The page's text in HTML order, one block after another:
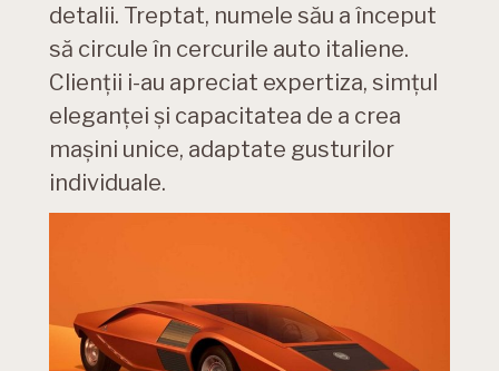
detalii. Treptat, numele său a început
să circule în cercurile auto italiene.
Clienții i-au apreciat expertiza, simțul
eleganței și capacitatea de a crea
mașini unice, adaptate gusturilor
individuale.